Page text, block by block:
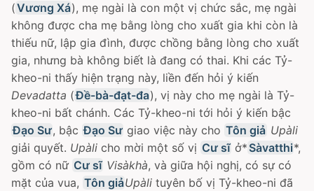
(Vương Xá), mẹ ngài là con một vị chức sắc, mẹ ngài
không được cha mẹ bằng lòng cho xuất gia khi còn là
thiếu nữ, lập gia đình, được chồng bằng lòng cho xuất
gia, nhưng bà không biết là đang có thai. Khi các Tỷ-
kheo-ni thấy hiện trạng này, liền đến hỏi ý kiến
Devadatta (Ðề-bà-đạt-đa), vị này cho mẹ ngài là Tỷ-
kheo-ni bất chánh. Các Tỷ-kheo-ni tới hỏi ý kiến bậc
Ðạo Sư, bậc Ðạo Sư giao việc này cho Tôn giả Upàli
giải quyết. Upàli cho mời một số vị Cư sĩ ở* Sàvatthi*,
gồm có nữ Cư sĩ Visàkhà, và giữa hội nghị, có sự có
mặt của vua, Tôn giảUpàli tuyên bố vị Tỷ-kheo-ni đã